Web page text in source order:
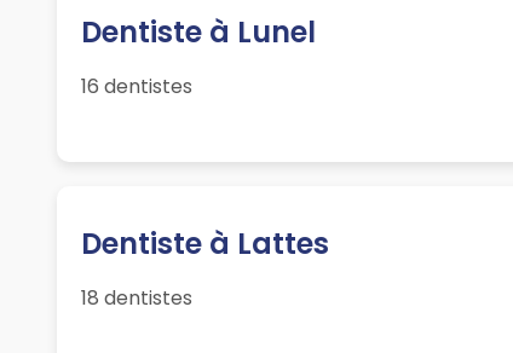
Dentiste à Lunel
16 dentistes
Dentiste à Lattes
18 dentistes